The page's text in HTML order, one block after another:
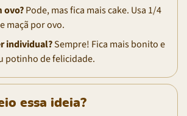
ovo?Pode, mas fica mais cake. Usa 1/4
maçã por ovo.
individual?Sempre! Fica mais bonito e
potinho de felicidade.
essa ideia?